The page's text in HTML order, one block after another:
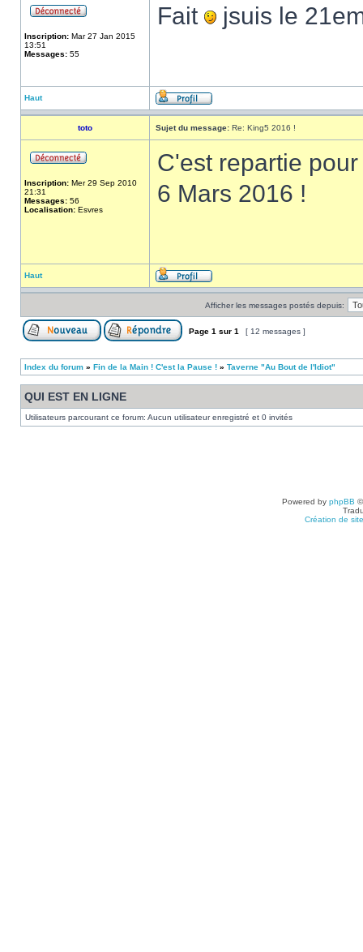
Inscription: Mar 27 Jan 2015
13:51
Messages: 55
Fait jsuis le
Haut
toto Sujet du message: Re: King5 2016 !
Inscription: Mer 29 Sep 2010
21:31
Messages: 56
Localisation: Esvres
C'est repartie
6 Mars 2016 !
Haut
Afficher les messages postés depuis:
Page 1 sur 1 [ 12 messages ]
Index du forum » Fin de la Main ! C'est la Pause ! » Taverne "Au Bout de l'Idiot"
QUI EST EN LIGNE
Utilisateurs parcourant ce forum: Aucun utilisateur enregistré et 0 invités
Powered by phpBB
Création de